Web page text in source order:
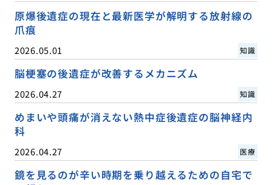
原爆後遺症の現在と最新医学が解明する放射線の
爪痕
2026.05.01 知識
脳梗塞の後遺症が改善するメカニズム
2026.04.27 知識
めまいや頭痛が消えない熱中症後遺症の脳神経内
科
2026.04.27 医療
鏡を見るのが辛い時期を乗り越えるための自宅で